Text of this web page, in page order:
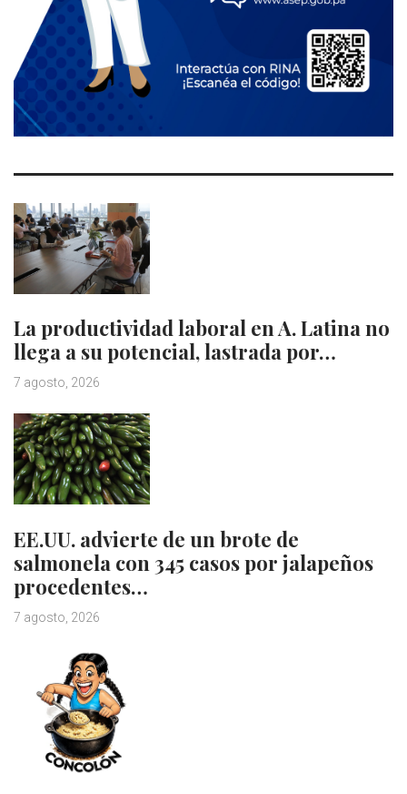
La productividad laboral en A. Latina no
llega a su potencial, lastrada por…
7 agosto, 2026
EE.UU. advierte de un brote de
salmonela con 345 casos por jalapeños
procedentes…
7 agosto, 2026